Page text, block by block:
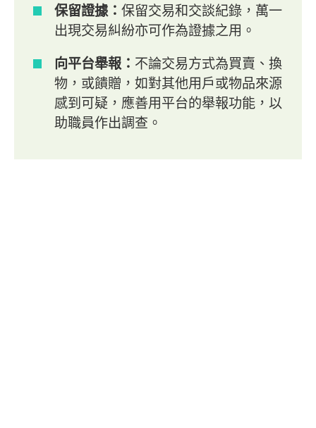
保留證據：保留交易和交談紀錄，萬一
出現交易糾紛亦可作為證據之用。
向平台舉報： 不論交易方式為買賣、換
物，或饋贈，如對其他用戶或物品來源
感到可疑，應善用平台的舉報功能，以
助職員作出調查。